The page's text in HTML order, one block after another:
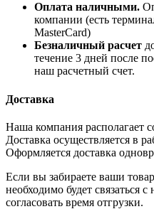
Оплата наличными.
компании (есть
MasterCard)
Безналичный расчет
течение 3 дней после
наш расчетный счет.
Доставка
Наша компания располагает
Доставка осуществляется в
Оформляется доставка
Если вы забираете ваши
необходимо будет
согласовать время отгрузки.